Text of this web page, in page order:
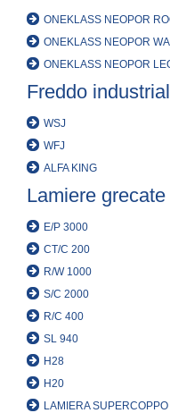
ONEKLASS NEOPOR
ONEKLASS NEOPOR
ONEKLASS NEOPOR
Freddo
WSJ
WFJ
ALFA KING
Lamiere grecate
E/P 3000
CT/C 200
R/W 1000
S/C 2000
R/C 400
SL 940
H28
H20
LAMIERA SUPERCOPPO